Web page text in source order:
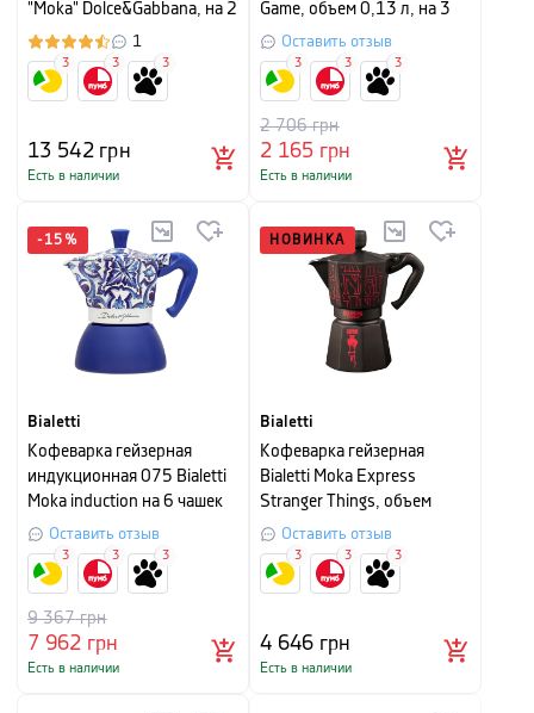
"Moka" Dolce&Gabbana, на 2
чашки, красный с рисунком,
3 шт
1
13 542грн
Есть в наличии
3 3 3
Game, объем 0,13 л, на 3
чашки, розово-голубой
Оставить отзыв
2 165 грн
2 706грн
Есть в наличии
3 3 3
-15 %
Bialetti
Кофеварка гейзерная
индукционная 075 Bialetti
Moka induction на 6 чашек
Оставить отзыв
7 962 грн
9 367грн
Есть в наличии
3 3 3
НОВИНКА
Bialetti
Кофеварка гейзерная
Bialetti Moka Express
Stranger Things, объем
0,27 л, на 6 чашек, черный
с красным
Оставить отзыв
4 646 грн
Есть в наличии
3 3 3